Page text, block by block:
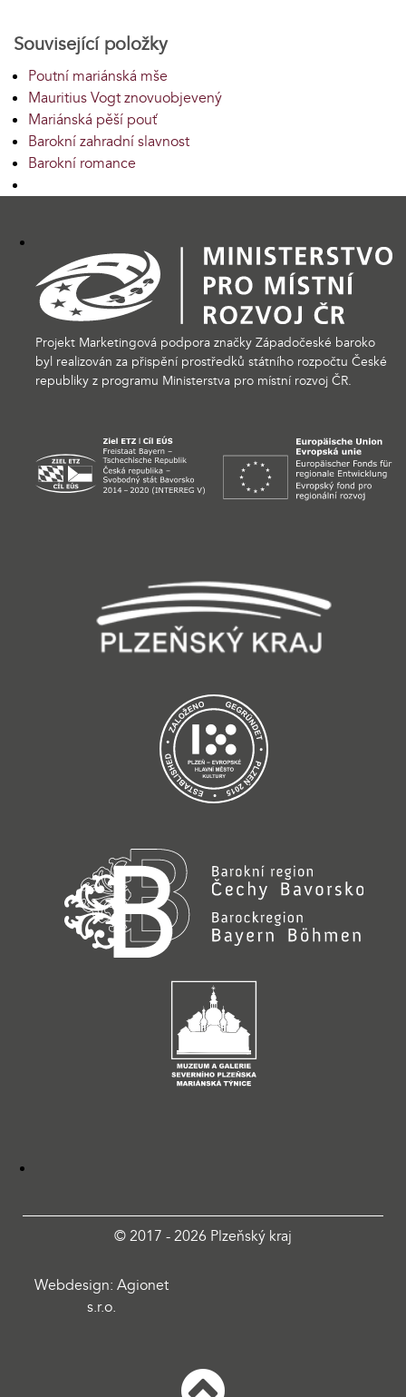
Související položky
Poutní mariánská mše
Mauritius Vogt znovuobjevený
Mariánská pěší pouť
Barokní zahradní slavnost
Barokní romance
Projekt Marketingová podpora značky Západočeské baroko
byl realizován za přispění prostředků státního rozpočtu České
republiky z programu Ministerstva pro místní rozvoj ČR.
© 2017 - 2026 Plzeňský kraj
Webdesign: Agionet
s.r.o.